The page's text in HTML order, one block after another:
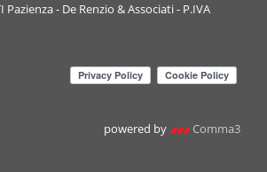
Pazienza - De Renzio & Associati - P.IVA
powered by Comma3